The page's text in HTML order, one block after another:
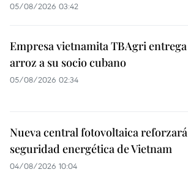
05/08/2026 03:42
Empresa vietnamita TBAgri entrega
arroz a su socio cubano
05/08/2026 02:34
Nueva central fotovoltaica reforzará
seguridad energética de Vietnam
04/08/2026 10:04